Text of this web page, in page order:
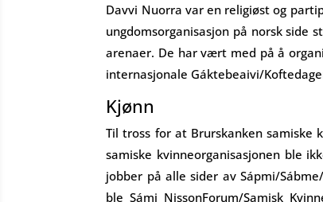
Davvi Nuorra var en religiøst og
ungdomsorganisasjon på norsk side
arenaer. De har vært med på å
internasjonale Gáktebeaivi/
Kjønn
Til tross for at Brurskanken samiske
samiske kvinneorganisasjonen ble
jobber på alle sider av Sápmi/
ble Sámi NissonForum/Samisk